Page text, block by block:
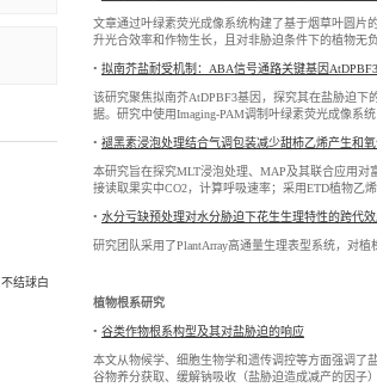
不结球白
文章通过叶绿素荧光成像系统构建了基于烟草叶圆片
升光合效率和作物生长，且对非胁迫条件下的植物无
• 拟南芥盐耐受机制：ABA信号通路关键基因
该研究聚焦拟南芥AtDPBF3基因，探究其在盐胁迫下
据。研究中使用Imaging-PAM调制叶绿素荧光成像系
• 褪黑素浸泡处理结合气调包装减少甜柿乙烯产生和
本研究旨在探究MLT浸泡处理、MAP及其联合应用
接读取果实中CO2，计算呼吸速率；采用ETD植物乙
• 水分亏缺预处理对水分胁迫下花生生理特性的跨代
研究团队采用了PlantArray高通量生理表型系统，对
植物根系研究
• 谷类作物根系构型及其对盐胁迫的响应
本文从物候学、细胞生物学和遗传调控等方面强调了
谷物养分获取、缓解钠吸收（盐胁迫造成减产的因子